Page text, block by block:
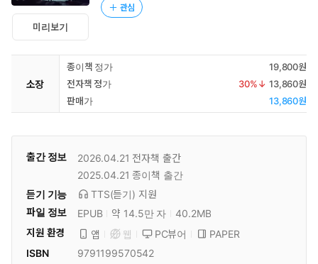
미리보기
관심
소장
종이책 정가
19,800원
전자책 정가
30%↓ 13,860원
판매가
13,860원
출간 정보 2026.04.21 전자책 출간
2025.04.21 종이책 출간
듣기 기능
TTS(듣기) 지원
파일 정보
EPUB 약 14.5만 자
40.2MB
지원 환경
앱 웹 PC뷰어
PAPER
ISBN
9791199570542